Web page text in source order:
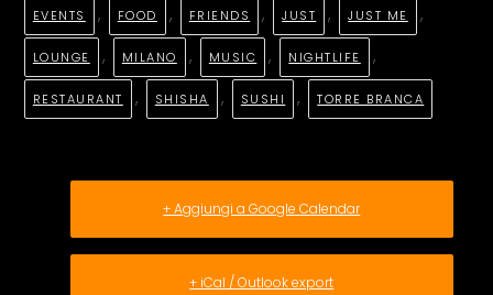
EVENTS , FOOD , FRIENDS , JUST , JUST ME ,
LOUNGE , MILANO , MUSIC , NIGHTLIFE ,
RESTAURANT , SHISHA , SUSHI , TORRE BRANCA
+ Aggiungi a Google Calendar
+ iCal / Outlook export